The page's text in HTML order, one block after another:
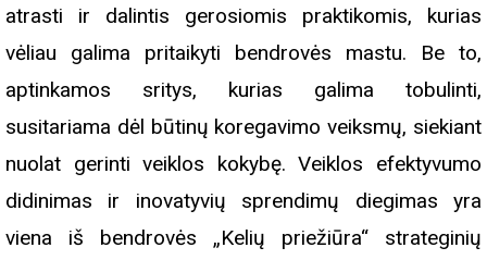
atrasti ir dalintis gerosiomis praktikomis, kurias
vėliau galima pritaikyti bendrovės mastu. Be to,
aptinkamos sritys, kurias galima tobulinti,
susitariama dėl būtinų koregavimo veiksmų, siekiant
nuolat gerinti veiklos kokybę. Veiklos efektyvumo
didinimas ir inovatyvių sprendimų diegimas yra
viena iš bendrovės „Kelių priežiūra“ strateginių